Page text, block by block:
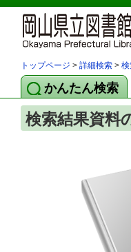
トップページ > 詳細検索 >
かんたん検索
検索結果資料